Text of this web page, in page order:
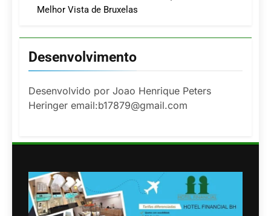
Melhor Vista de Bruxelas
Desenvolvimento
Desenvolvido por Joao Henrique Peters
Heringer email:b17879@gmail.com